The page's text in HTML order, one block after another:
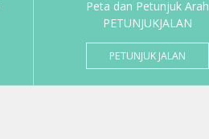
Peta dan Petunjuk Arah
PETUNJUKJALAN
PETUNJUK JALAN